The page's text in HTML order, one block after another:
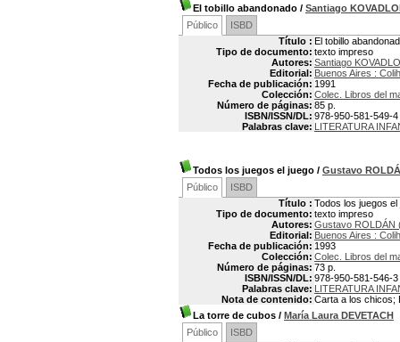
El tobillo abandonado / Santiago
Público
ISBD
Título : El tobillo
Tipo de documento: texto impreso
Autores: Santiago
Editorial: Buenos Aires :
Fecha de publicación: 1991
Colección: Colec. Libros del
Número de páginas: 85 p.
ISBN/ISSN/DL: 978-950-581-549-4
Palabras clave: LITERATURA
Todos los juegos el juego / Gustavo
Público
ISBD
Título : Todos los juegos el
Tipo de documento: texto impreso
Autores: Gustavo ROLDÁN
Editorial: Buenos Aires :
Fecha de publicación: 1993
Colección: Colec. Libros del
Número de páginas: 73 p.
ISBN/ISSN/DL: 978-950-581-546-3
Palabras clave: LITERATURA
Nota de contenido: Carta a los chicos;
La torre de cubos / María Laura DEVETACH
Público
ISBD